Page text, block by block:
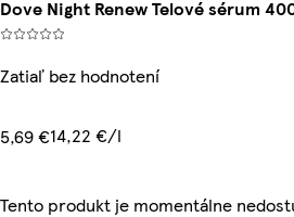
Dove Night Renew Telové sérum
Zatiaľ bez hodnotení
5,69 €14,22 €/l
Tento produkt je momentálne